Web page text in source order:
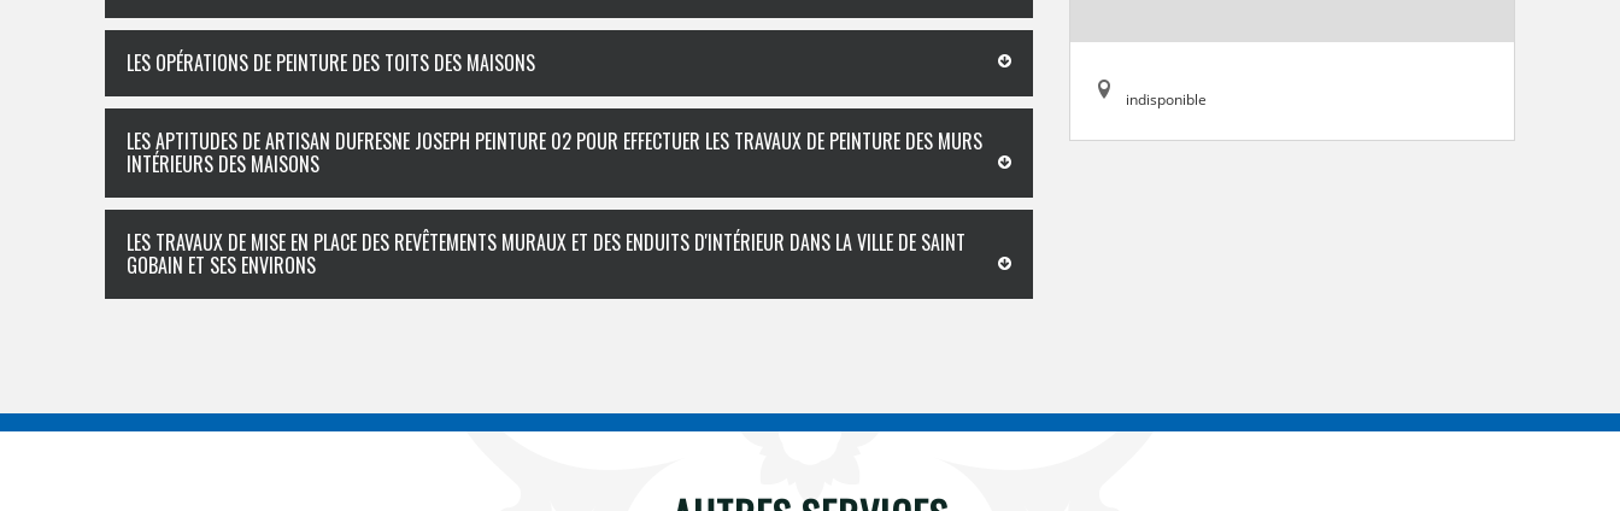
LES OPÉRATIONS DE PEINTURE DES TOITS DES MAISONS
LES APTITUDES DE ARTISAN DUFRESNE JOSEPH PEINTURE 02 POUR EFFECTUER LES TRAVAUX DE PEINTURE DES MURS
INTÉRIEURS DES MAISONS
LES TRAVAUX DE MISE EN PLACE DES REVÊTEMENTS MURAUX ET DES ENDUITS D'INTÉRIEUR DANS LA VILLE DE SAINT
GOBAIN ET SES ENVIRONS
indisponible